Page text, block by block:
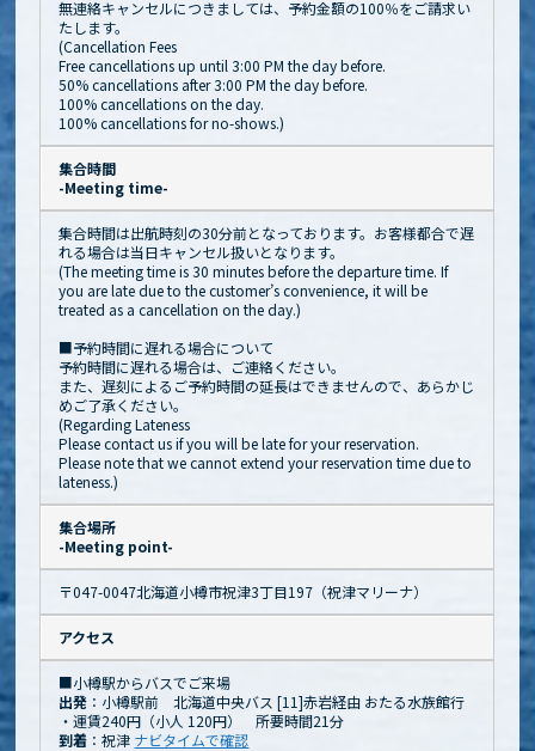
無連絡キャンセルにつきましては、予約金額の100％をご請求い
たします。
(Cancellation Fees
Free cancellations up until 3:00 PM the day before.
50% cancellations after 3:00 PM the day before.
100% cancellations on the day.
100% cancellations for no-shows.)
集合時間
-Meeting time-
集合時間は出航時刻の30分前となっております。お客様都合で遅
れる場合は当日キャンセル扱いとなります。
(The meeting time is 30 minutes before the departure time. If
you are late due to the customer’s convenience, it will be
treated as a cancellation on the day.)
■予約時間に遅れる場合について
予約時間に遅れる場合は、ご連絡ください。
また、遅刻によるご予約時間の延長はできませんので、あらかじ
めご了承ください。
(Regarding Lateness
Please contact us if you will be late for your reservation.
Please note that we cannot extend your reservation time due to
lateness.)
集合場所
-Meeting point-
〒047-0047北海道小樽市祝津3丁目197（祝津マリーナ）
アクセス
■小樽駅からバスでご来場
出発 ：小樽駅前 北海道中央バス [11]赤岩経由 おたる水族館行
・運賃240円（小人 120円） 所要時間21分
到着 ：祝津 ナビタイムで確認